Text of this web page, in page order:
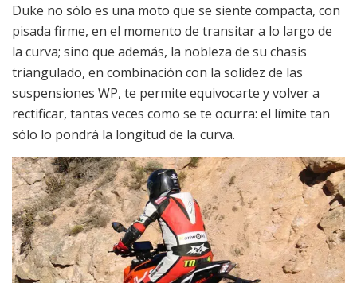
Duke no sólo es una moto que se siente compacta, con
pisada firme, en el momento de transitar a lo largo de
la curva; sino que además, la nobleza de su chasis
triangulado, en combinación con la solidez de las
suspensiones WP, te permite equivocarte y volver a
rectificar, tantas veces como se te ocurra: el límite tan
sólo lo pondrá la longitud de la curva.